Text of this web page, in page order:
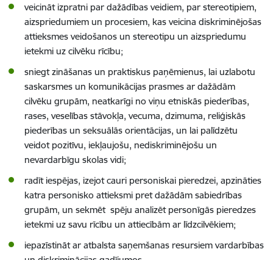
veicināt izpratni par dažādības veidiem, par stereotipiem,
aizspriedumiem un procesiem, kas veicina diskriminējošas
attieksmes veidošanos un stereotipu un aizspriedumu
ietekmi uz cilvēku rīcību;
sniegt zināšanas un praktiskus paņēmienus, lai uzlabotu
saskarsmes un komunikācijas prasmes ar dažādām
cilvēku grupām, neatkarīgi no viņu etniskās piederības,
rases, veselības stāvokļa, vecuma, dzimuma, reliģiskās
piederības un seksuālās orientācijas, un lai palīdzētu
veidot pozitīvu, iekļaujošu, nediskriminējošu un
nevardarbīgu skolas vidi;
radīt iespējas, izejot cauri personiskai pieredzei, apzināties
katra personisko attieksmi pret dažādām sabiedrības
grupām, un sekmēt spēju analizēt personīgās pieredzes
ietekmi uz savu rīcību un attiecībām ar līdzcilvēkiem;
iepazīstināt ar atbalsta saņemšanas resursiem vardarbības